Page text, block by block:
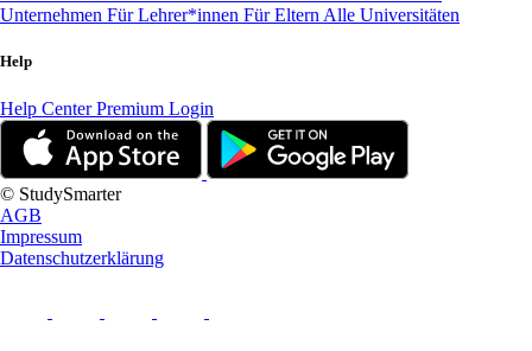
Unternehmen Für Lehrer*innen Für Eltern Alle Universitäten
Help
Help CenterPremium Login
© StudySmarter
AGB
Impressum
Datenschutzerklärung